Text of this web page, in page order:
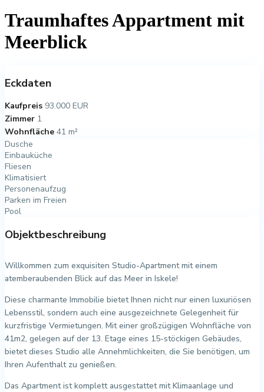
Traumhaftes Appartment mit
Meerblick
Eckdaten
Kaufpreis 93.000 EUR
Zimmer 1
Wohnfläche 41 m²
Dusche
Einbauküche
Fliesen
Klimatisiert
Personenaufzug
Parken im Freien
Pool
Objektbeschreibung
Willkommen zum exquisiten Studio-Apartment mit einem
atemberaubenden Blick auf das Meer in Iskele!
Diese charmante Immobilie bietet Ihnen nicht nur einen luxuriösen
Lebensstil, sondern auch eine ausgezeichnete Gelegenheit für
kurzfristige Vermietungen. Mit einer großzügigen Wohnfläche von
41m2, gelegen auf der 13. Etage eines 15-stöckigen Gebäudes,
bietet dieses Studio alle Annehmlichkeiten, die Sie benötigen, um
Ihren Aufenthalt zu genießen.
Das Apartment ist komplett ausgestattet mit Klimaanlage und